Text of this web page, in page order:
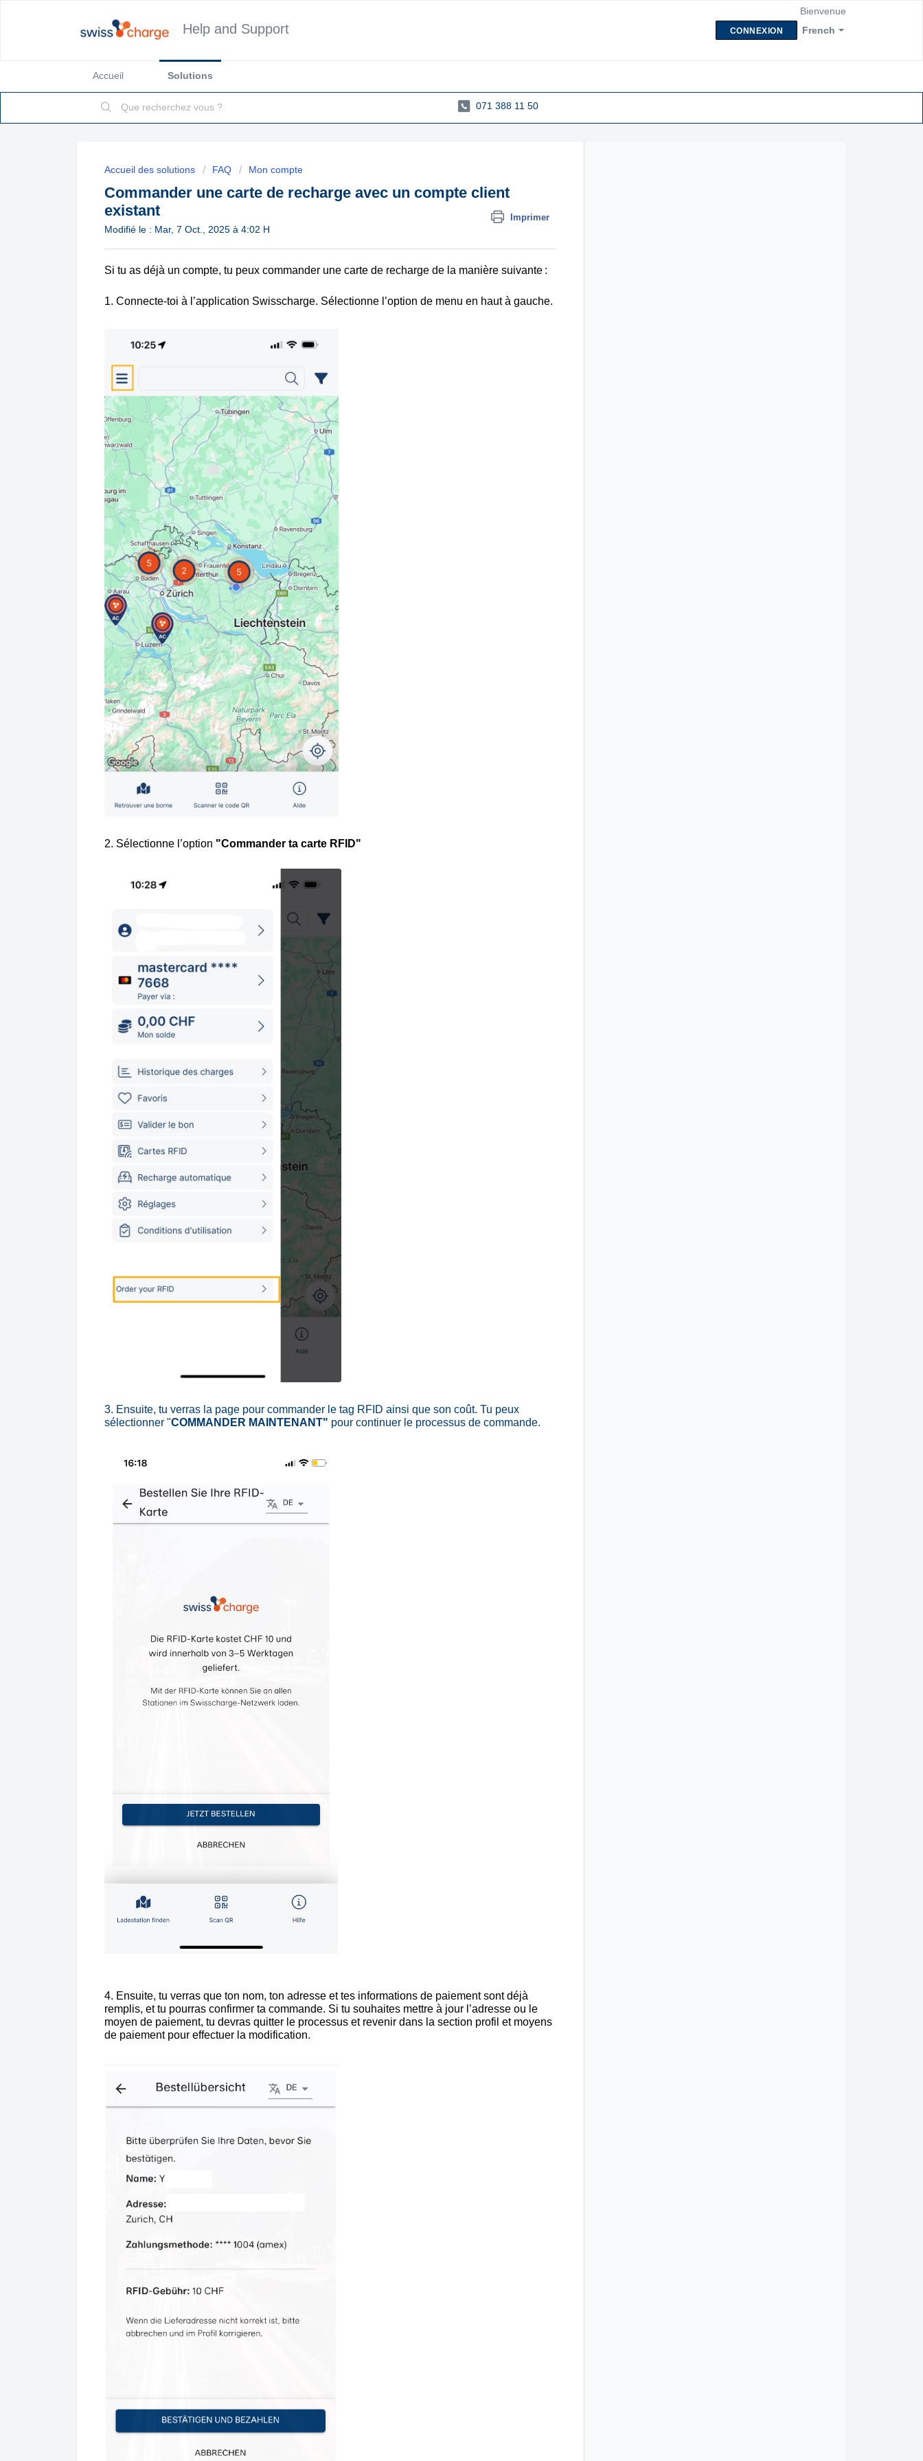
Help and Support French
Bienvenue
CONNEXION
Accueil Solutions
071 388 11 50
Accueil des solutions FAQ Mon compte
Commander une carte de recharge avec un compte client
existant
Imprimer
Modifié le : Mar, 7 Oct., 2025 à 4:02 H
Si tu as déjà un compte, tu peux commander une carte de recharge de la manière suivante :
1. Connecte-toi à l’application Swisscharge. Sélectionne l’option de menu en haut à gauche.
2. Sélectionne l’option "Commander ta carte RFID"
3. Ensuite, tu verras la page pour commander le tag RFID ainsi que son coût. Tu peux
sélectionner "COMMANDER MAINTENANT" pour continuer le processus de commande.
4. Ensuite, tu verras que ton nom, ton adresse et tes informations de paiement sont déjà
remplis, et tu pourras confirmer ta commande. Si tu souhaites mettre à jour l’adresse ou le
moyen de paiement, tu devras quitter le processus et revenir dans la section profil et moyens
de paiement pour effectuer la modification.